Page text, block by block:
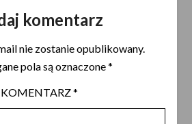
komentarz
nie zostanie opublikowany.
pola są oznaczone*
KOMENTARZ*